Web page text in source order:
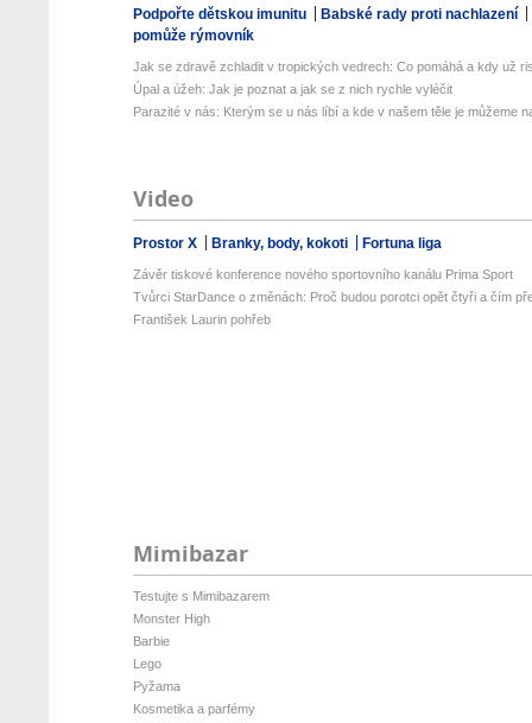
Podpořte dětskou imunitu
Babské rady proti nachlazení
pomůže rýmovník
Jak se zdravě zchladit v tropických vedrech: Co pomáhá a kdy už
Úpal a úžeh: Jak je poznat a jak se z nich rychle vyléčit
Parazité v nás: Kterým se u nás líbí a kde v našem těle je můžeme
Video
Prostor X Branky, body, kokoti Fortuna liga
Závěr tiskové konference nového sportovního kanálu Prima Sport
Tvůrci StarDance o změnách: Proč budou porotci opět čtyři a čím
František Laurin pohřeb
Mimibazar
Testujte s Mimibazarem
Monster High
Barbie
Lego
Pyžama
Kosmetika a parfémy